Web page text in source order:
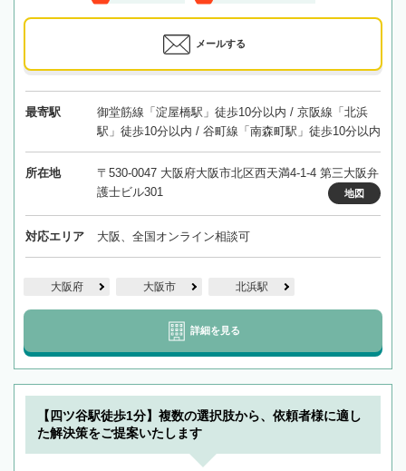
メールする
最寄駅
御堂筋線「淀屋橋駅」徒歩10分以内 / 京阪線「北浜
駅」徒歩10分以内 / 谷町線「南森町駅」徒歩10分以内
所在地
〒530-0047 大阪府大阪市北区西天満4-1-4 第三大阪弁
護士ビル301
地図
対応エリア 大阪、全国オンライン相談可
大阪府 大阪市 北浜駅
詳細を見る
【四ツ谷駅徒歩1分】複数の選択肢から、依頼者様に適し
た解決策をご提案いたします